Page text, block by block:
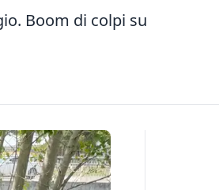
Boom di colpi su